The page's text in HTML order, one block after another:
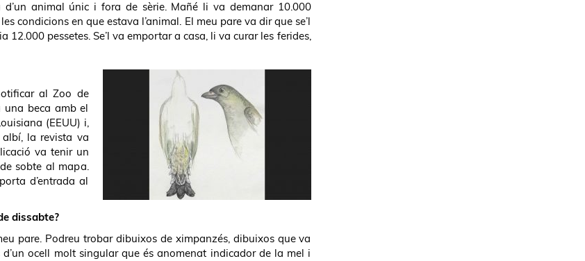
animal únic i fora de sèrie. Mañé li va demanar 10.000
condicions en que estava l’animal. El meu pare va dir que se’l
pessetes. Se’l va emportar a casa, li va curar les ferides,
al Zoo de
una beca amb el
(EEUU) i,
la revista va
va tenir un
sobte al mapa.
d’entrada al
dissabte?
pare. Podreu trobar dibuixos de ximpanzés, dibuixos que va
ocell molt singular que és anomenat indicador de la mel i